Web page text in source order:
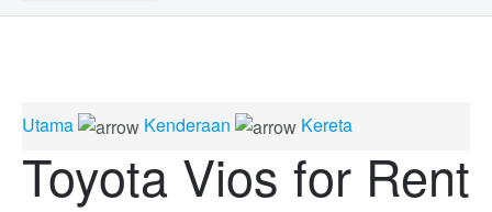
Utama Kenderaan Kereta
Toyota Vios for Rent